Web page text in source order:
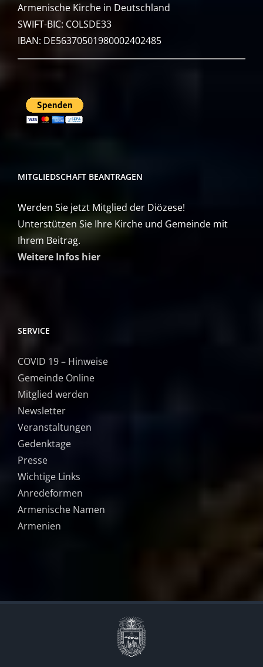
Armenische Kirche in Deutschland
SWIFT-BIC: COLSDE33
IBAN: DE56370501980002402485
MITGLIEDSCHAFT BEANTRAGEN
Werden Sie jetzt Mitglied der Diözese!
Unterstützen Sie Ihre Kirche und Gemeinde mit
Ihrem Beitrag.
Weitere Infos hier
SERVICE
COVID 19 – Hinweise
Gemeinde Online
Mitglied werden
Newsletter
Veranstaltungen
Gedenktage
Presse
Wichtige Links
Anredeformen
Armenische Namen
Armenien